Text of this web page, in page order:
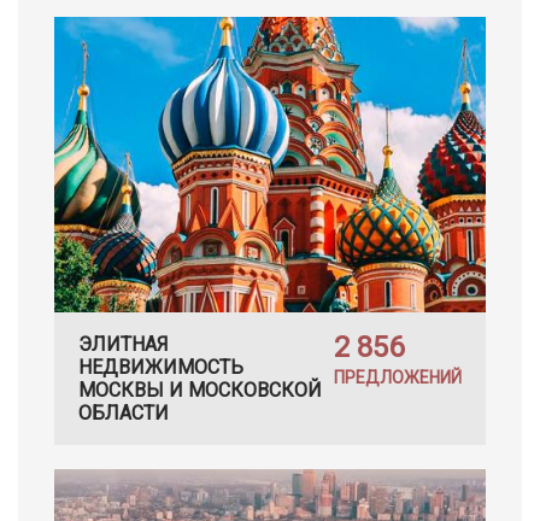
ЭЛИТНАЯ
НЕДВИЖИМОСТЬ
МОСКВЫ И МОСКОВСКОЙ
ОБЛАСТИ
2 856
ПРЕДЛОЖЕНИЙ